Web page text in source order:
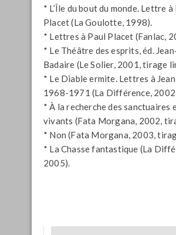
* L’Île du bout du monde. Lettre à
Placet (La Goulotte, 1998).
* Lettres à Paul Placet (Fanlac,
* Le Théâtre des esprits, éd.
Badaire (Le Solier, 2001, tirage
* Le Diable ermite. Lettres à
1968-1971 (La Différence,
* À la recherche des sanctuaires
vivants (Fata Morgana, 2002,
* Non (Fata Morgana, 2003,
* La Chasse fantastique (La
2005).